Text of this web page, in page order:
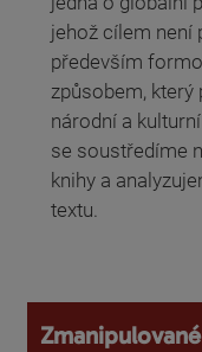
jehož cílem není
především
způsobem, který
národní a
se soustředíme
knihy a
textu.